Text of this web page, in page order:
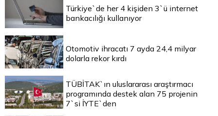
Türkiye`de her 4 kişiden 3`ü internet
bankacılığı kullanıyor
Otomotiv ihracatı 7 ayda 24,4 milyar
dolarla rekor kırdı
TÜBİTAK`ın uluslararası araştırmacı
programında destek alan 75 projenin
7`si İYTE`den